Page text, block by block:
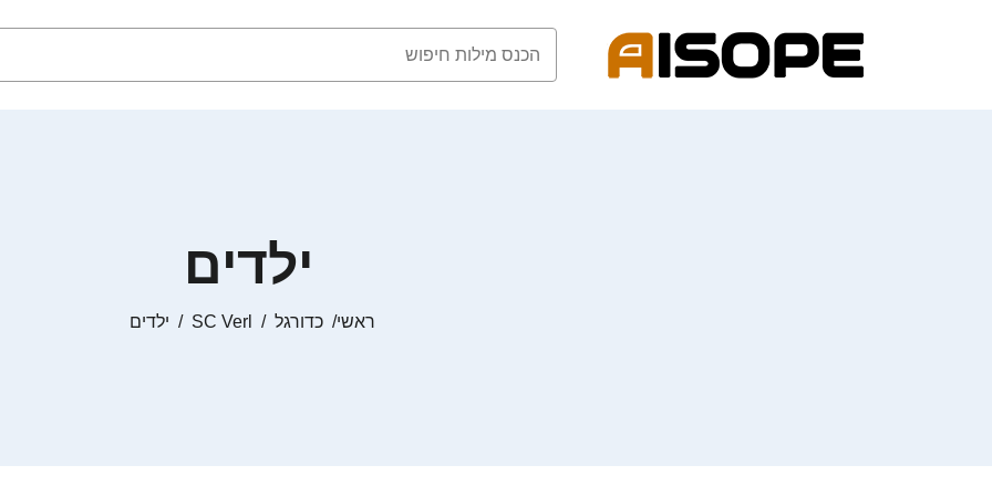
ילדים
ראשי כדורגל SC Verl ילדים